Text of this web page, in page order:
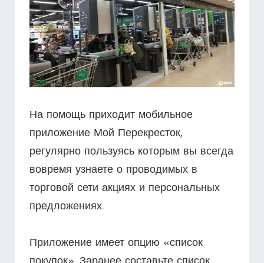
На помощь приходит мобильное
приложение Мой Перекресток,
регулярно пользуясь которым вы всегда
вовремя узнаете о проводимых в
торговой сети акциях и персональных
предложениях.
Приложение имеет опцию «список